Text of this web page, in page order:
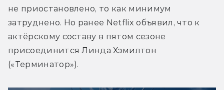
не приостановлено, то как минимум
затруднено. Но ранее Netflix объявил, что к
актёрскому составу в пятом сезоне
присоединится Линда Хэмилтон
(«Терминатор»).